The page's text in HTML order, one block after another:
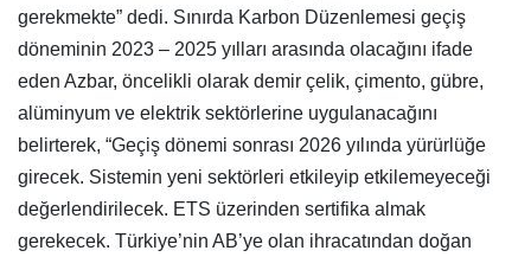
gerekmekte” dedi. Sınırda Karbon Düzenlemesi geçiş
döneminin 2023 – 2025 yılları arasında olacağını ifade
eden Azbar, öncelikli olarak demir çelik, çimento, gübre,
alüminyum ve elektrik sektörlerine uygulanacağını
belirterek, “Geçiş dönemi sonrası 2026 yılında yürürlüğe
girecek. Sistemin yeni sektörleri etkileyip etkilemeyeceği
değerlendirilecek. ETS üzerinden sertifika almak
gerekecek. Türkiye’nin AB’ye olan ihracatından doğan